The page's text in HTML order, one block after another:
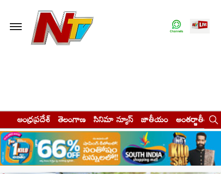
ఆంధ్రప్రదేశ్ తెలంగాణ సినిమా న్యూస్ జాతీయం అంతర్జాతీయం